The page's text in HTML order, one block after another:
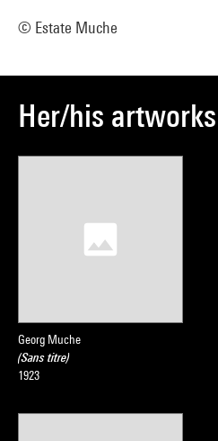
© Estate Muche
Her/his artworks
Georg Muche
(Sans titre)
1923